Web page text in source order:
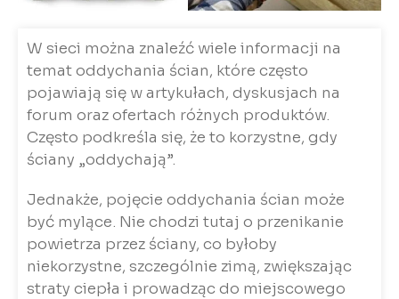
W sieci można znaleźć wiele informacji na
temat oddychania ścian, które często
pojawiają się w artykułach, dyskusjach na
forum oraz ofertach różnych produktów.
Często podkreśla się, że to korzystne, gdy
ściany „oddychają”.
Jednakże, pojęcie oddychania ścian może
być mylące. Nie chodzi tutaj o przenikanie
powietrza przez ściany, co byłoby
niekorzystne, szczególnie zimą, zwiększając
straty ciepła i prowadząc do miejscowego